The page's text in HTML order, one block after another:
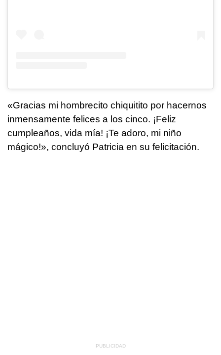
«Gracias mi hombrecito chiquitito por hacernos
inmensamente felices a los cinco. ¡Feliz
cumpleaños, vida mía! ¡Te adoro, mi niño
mágico!», concluyó Patricia en su felicitación.